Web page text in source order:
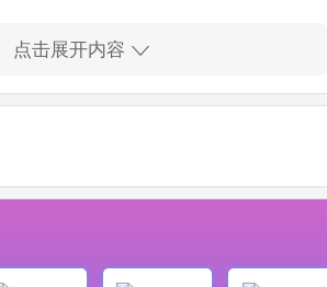
食谱和健身，卡路里计算等。
种食品和国外食物和膳食的可
续进行数据更新!
点
为用户们提供良好优质的服务，食
用户都能在软件中获取最好，最舒
点击展开内容